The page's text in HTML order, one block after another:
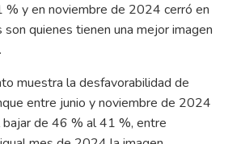
% y en noviembre de 2024 cerró en
quienes tienen una mejor imagen
muestra la desfavorabilidad de
entre junio y noviembre de 2024
de 46 % al 41 %, entre